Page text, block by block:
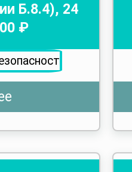
Б.8.4), 24
₽